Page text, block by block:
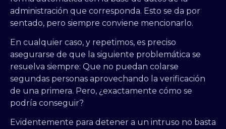
administración que corresponda. Esto se da por
sentado, pero siempre conviene mencionarlo.
En cualquier caso, y repetimos, es preciso
asegurarse de que la siguiente problemática se
resuelva siempre: Que no puedan colarse
segundas personas aprovechando la verificación
de una primera. Pero, ¿exactamente cómo se
podría conseguir?
Evidentemente para detener a un intruso no basta